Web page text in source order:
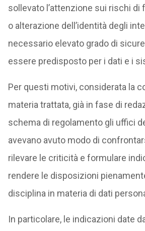
sollevato l’attenzione sui rischi di
o alterazione dell’identità degli
necessario elevato grado di
essere predisposto per i dati e i
Per questi motivi, considerata la
materia trattata, già in fase di
schema di regolamento gli uffici
avevano avuto modo di
rilevare le criticità e formulare
rendere le disposizioni
disciplina in materia di dati
In particolare, le indicazioni date